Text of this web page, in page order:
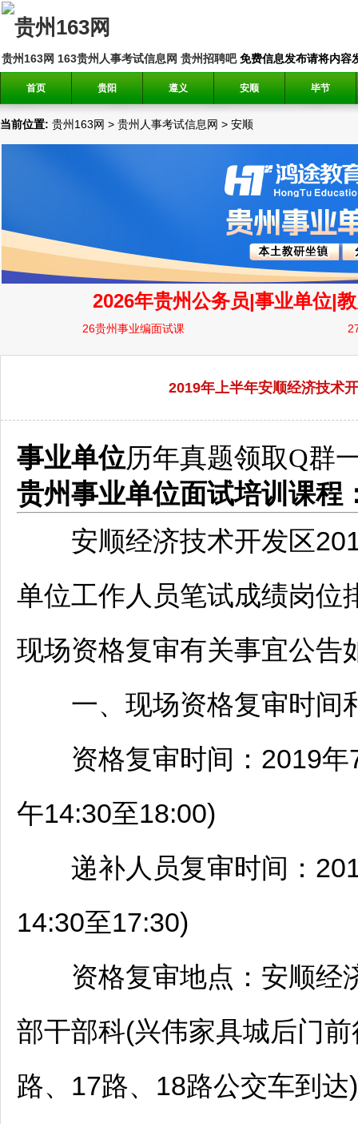
贵州163网 163贵州人事考试信息网 贵州招聘吧免费信息发布请将内容
首页 贵阳 遵义 安顺 毕节
当前位置: 贵州163网 > 贵州人事考试信息网 > 安顺
2019年上半年安顺经济技术
事业单位历年真题领取Q群
贵州事业单位面试培训课程
安顺经济技术开发区
单位工作人员笔试成绩岗位
现场资格复审有关事宜公告
一、现场资格复审时间
资格复审时间：2019年7
午14:30至18:00)
递补人员复审时间：
14:30至17:30)
资格复审地点： 安顺经
部干部科(兴伟家具城后门
路、17路、18路公交车到达)